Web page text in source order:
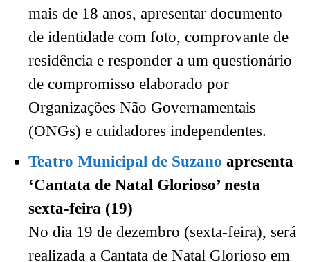
mais de 18 anos, apresentar documento
de identidade com foto, comprovante de
residência e responder a um questionário
de compromisso elaborado por
Organizações Não Governamentais
(ONGs) e cuidadores independentes.
Teatro Municipal de Suzano apresenta
‘Cantata de Natal Glorioso’ nesta
sexta-feira (19)
No dia 19 de dezembro (sexta-feira), será
realizada a Cantata de Natal Glorioso em